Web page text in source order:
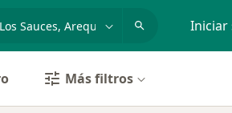
Iniciar
Más filtros